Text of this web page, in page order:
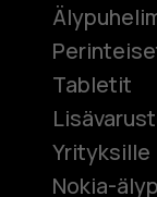
Tabletit
Yrityksille
Nokia-